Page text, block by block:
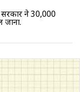
ने 30,000